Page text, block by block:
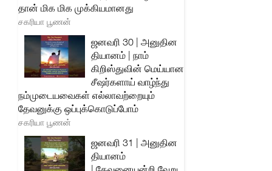
தான் மிக மிக முக்கியமானது
சகரியா பூணன்
ஜனவரி 30 | அனுதின
தியானம் | நாம்
கிறிஸ்துவின் மெய்யான
சீஷர்களாய் வாழ்ந்து
நம்முடையவைகள் எல்லாவற்றையும்
தேவனுக்கு ஒப்புக்கொடுப்போம்
சகரியா பூணன்
ஜனவரி 31 | அனுதின
தியானம்